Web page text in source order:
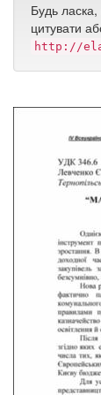
Будь
цитувати
http://